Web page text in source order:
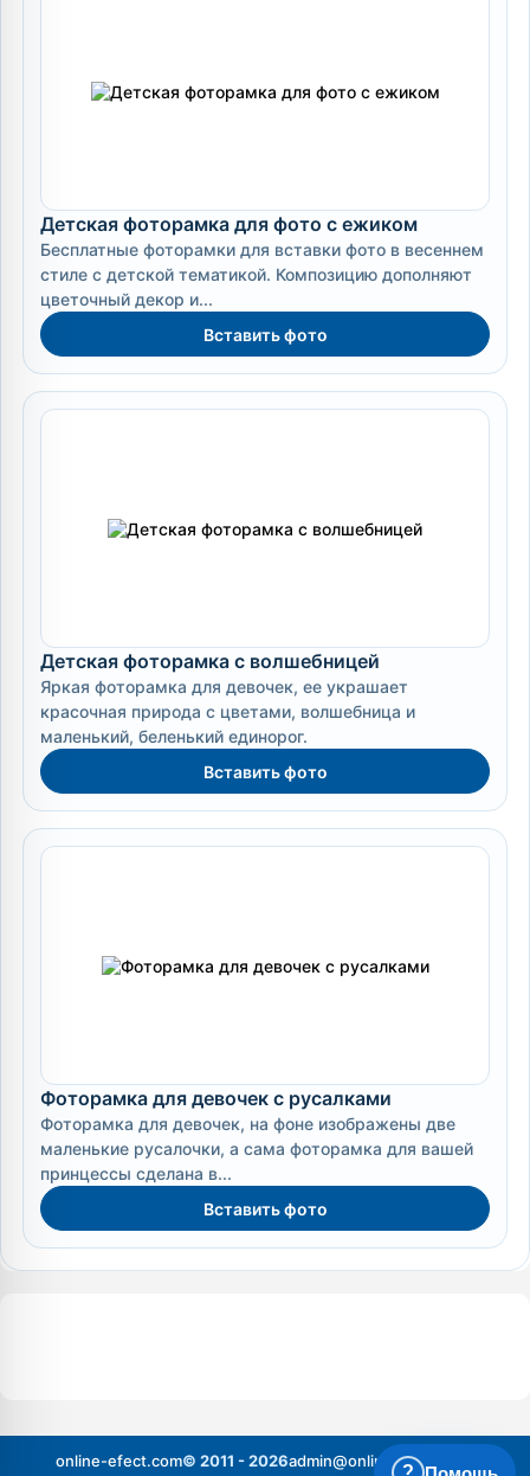
Детская фоторамка для фото с ежиком
Бесплатные фоторамки для вставки фото в весеннем
стиле с детской тематикой. Композицию дополняют
цветочный декор и...
Вставить фото
Детская фоторамка с волшебницей
Яркая фоторамка для девочек, ее украшает
красочная природа с цветами, волшебница и
маленький, беленький единорог.
Вставить фото
Фоторамка для девочек с русалками
Фоторамка для девочек, на фоне изображены две
маленькие русалочки, а сама фоторамка для вашей
принцессы сделана в...
Вставить фото
online-efect.com© 2011 - 2026admin@online-efect.com
?